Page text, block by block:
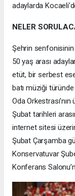
adaylarda
NELER
Şehrin
50 yaş arası
etüt, bir serbest
batı müziği
Oda
Şubat tarihleri
internet sitesi
Şubat Çarşamba
Konservatuvar
Konferans